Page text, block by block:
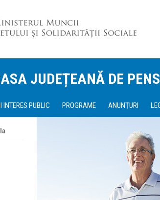
JUDEȚEANĂ DE
INTERES PUBLIC PROGRAME ANUNȚURI